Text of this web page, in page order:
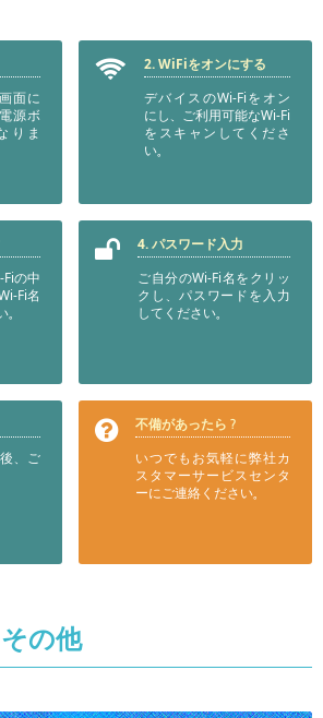
面に
源ボ
りま
2.WiFiをオンにする
デバイスのWi-Fiをオン
にし、ご利用可能なWi-Fi
をスキャンしてくださ
い。
の中
Fi名
4. パスワード入力
ご自分のWi-Fi名をクリッ
クし、パスワードを入力
してください。
、ご
不備があったら？
いつでもお気軽に弊社カ
スタマーサービスセンタ
ーにご連絡ください。
の他